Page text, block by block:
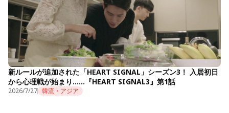
新ルールが追加された「HEART SIGNAL」シーズン3！ 入居初日
から心理戦が始まり……『HEART SIGNAL3』第1話
2026/7/27 韓流・アジア